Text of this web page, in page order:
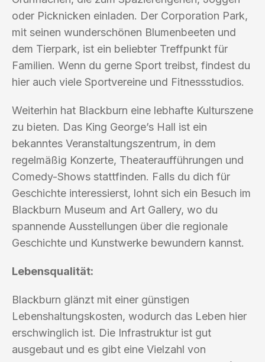
oder Picknicken einladen. Der Corporation Park,
mit seinen wunderschönen Blumenbeeten und
dem Tierpark, ist ein beliebter Treffpunkt für
Familien. Wenn du gerne Sport treibst, findest du
hier auch viele Sportvereine und Fitnessstudios.
Weiterhin hat Blackburn eine lebhafte Kulturszene
zu bieten. Das King George’s Hall ist ein
bekanntes Veranstaltungszentrum, in dem
regelmäßig Konzerte, Theateraufführungen und
Comedy-Shows stattfinden. Falls du dich für
Geschichte interessierst, lohnt sich ein Besuch im
Blackburn Museum and Art Gallery, wo du
spannende Ausstellungen über die regionale
Geschichte und Kunstwerke bewundern kannst.
Lebensqualität:
Blackburn glänzt mit einer günstigen
Lebenshaltungskosten, wodurch das Leben hier
erschwinglich ist. Die Infrastruktur ist gut
ausgebaut und es gibt eine Vielzahl von